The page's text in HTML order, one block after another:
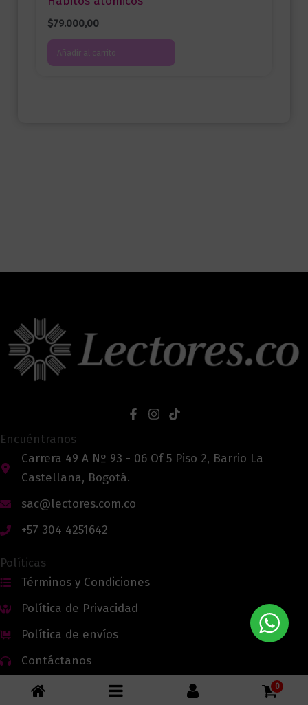
$79.000,00
Añadir al carrito
Encuéntranos
Carrera 49 A Nº 93 - 06 Of 5 Piso 2, Barrio La
Castellana, Bogotá.
sac@lectores.com.co
+57 304 4251642
Políticas
Términos y Condiciones
Política de Privacidad
Política de envíos
Contáctanos
0